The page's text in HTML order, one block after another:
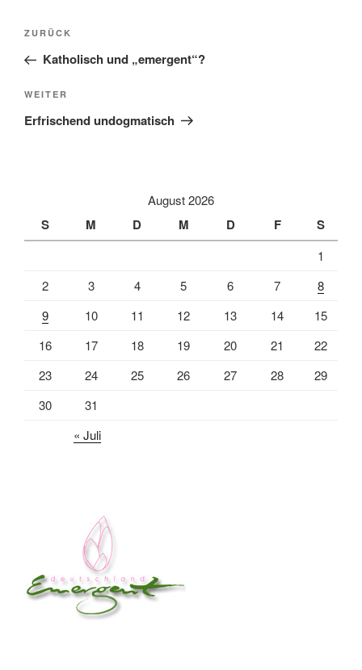
Beitragsnavigation
Vorheriger
Beitrag
ZURÜCK
Katholisch und „emergent“?
Nächster
Beitrag
WEITER
Erfrischend undogmatisch
August 2026
S M D M D F S
1
2
3 4 5 6 7
8
9
10 11 12 13 14
15
16
17 18 19 20 21
22
23
24 25 26 27 28
29
30
31
« Juli